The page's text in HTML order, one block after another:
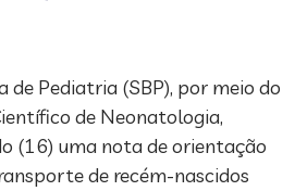
de Pediatria (SBP), por meio do
de Neonatologia,
(16) uma nota de orientação
de recém-nascidos